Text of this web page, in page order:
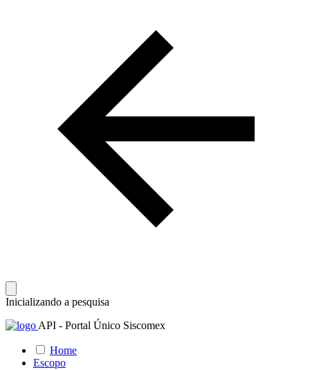
Inicializando a pesquisa
API - Portal Único Siscomex
Home
Escopo